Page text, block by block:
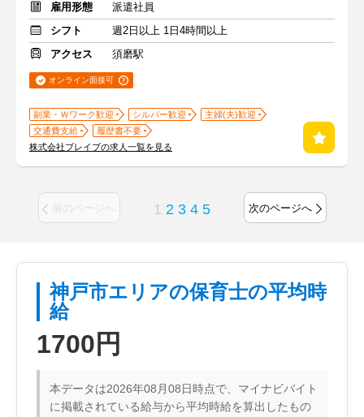
雇用形態
派遣社員
シフト
週2日以上 1日4時間以上
アクセス
須磨駅
オンライン面接可
副業・Ｗワーク歓迎 シルバー歓迎
主婦(夫)歓迎
交通費支給
履歴書不要
株式会社ブレイブの求人一覧を見る
前のページへ 1 2 3 4 5 次のページへ
神戸市エリアの保育士の平均時
給
1700円
本データは2026年08月08日時点で、マイナビバイト
に掲載されている給与から平均時給を算出したもの